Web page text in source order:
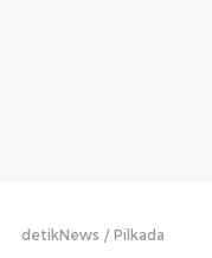
detikNews Pilkada